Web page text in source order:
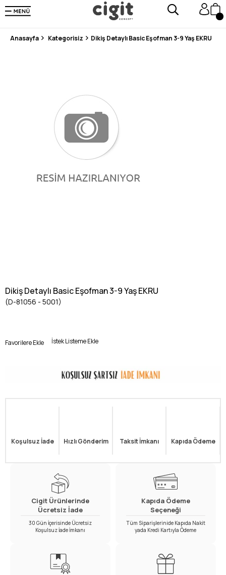
250.000'DEN FAZLA DEĞERLENDİRMEDE 5 ÜZERİNDEN 4.8 PUAN ALDI ⭐⭐⭐⭐⭐
3 MİLYONDAN FAZLA MUTLU MÜŞTERİ ❤️ 10 MİLYON ÜRÜN
Anasayfa Kategorisiz Dikiş Detaylı Basic Eşofman 3-9 Yaş EKRU
Dikiş Detaylı Basic Eşofman 3-9 Yaş EKRU
(D-81056 - 5001)
Favorilere Ekle İstek Listeme Ekle
Koşulsuz İade Hızlı Gönderim Taksit İmkanı Kapıda Ödeme
Cigit Ürünlerinde
Ücretsiz İade
30 Gün İçerisinde Ücretsiz
Koşulsuz İade İmkanı
Kapıda Ödeme
Seçeneği
Tüm Siparişlerinide Kapıda Nakit
yada Kredi Kartıyla Ödeme